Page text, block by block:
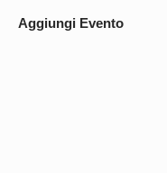
Aggiungi Evento